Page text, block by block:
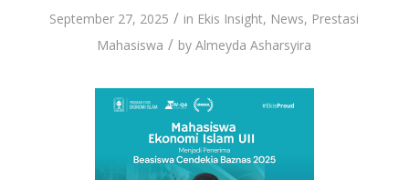
September 27, 2025 / in Ekis Insight, News, Prestasi
Mahasiswa / byAlmeyda Asharsyira